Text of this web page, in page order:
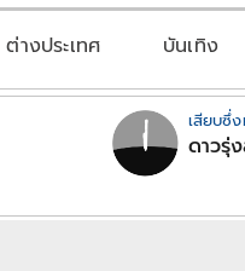
ต่างประเทศ บันเทิง
เสียบซึ่
ดาวรุ่